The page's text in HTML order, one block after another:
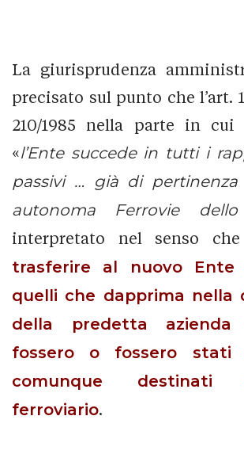
La giurisprudenza
precisato sul punto che l’art.
210/1985 nella parte in cui
«l’Ente succede in tutti i
passivi … già di pertinenza
autonoma Ferrovie
interpretato nel senso che
trasferire al nuovo
quelli che dapprima nella
della predetta azienda
fossero o fossero stati
comunque destinati
ferroviario.